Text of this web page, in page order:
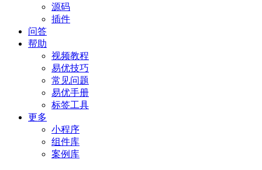
源码
插件
问答
帮助
视频教程
易优技巧
常见问题
易优手册
标签工具
更多
小程序
组件库
案例库